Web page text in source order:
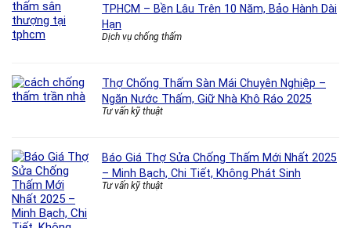
TPHCM – Bền Lâu Trên 10 Năm, Bảo Hành Dài
Hạn
Dịch vụ chống thấm
Thợ Chống Thấm Sàn Mái Chuyên Nghiệp –
Ngăn Nước Thấm, Giữ Nhà Khô Ráo 2025
Tư vấn kỹ thuật
Báo Giá Thợ Sửa Chống Thấm Mới Nhất 2025
– Minh Bạch, Chi Tiết, Không Phát Sinh
Tư vấn kỹ thuật